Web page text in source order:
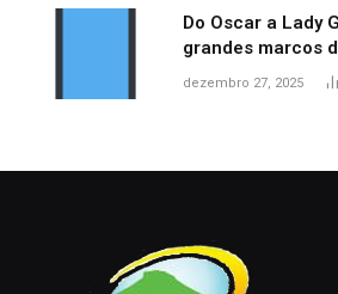
Do Oscar a Lady
grandes marcos
dezembro 27, 2025